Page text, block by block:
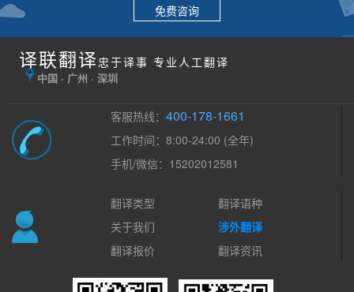
免费咨询
译联翻译 忠于译事 专业人工翻译
中国 · 广州 · 深圳
客服热线：400-178-1661
工作时间：8:00-24:00 (全年)
手机/微信：15202012581
翻译类型
翻译语种
关于我们
涉外翻译
翻译报价
翻译资讯